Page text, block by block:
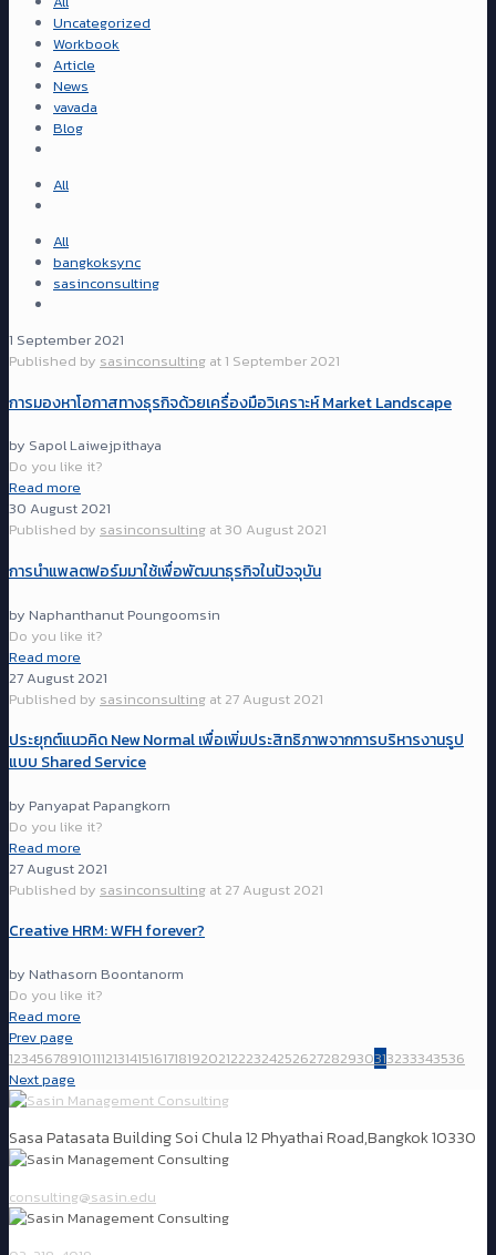
Uncategorized
Workbook
Article
News
vavada
Blog
All
All
bangkoksync
sasinconsulting
1 September 2021
Published by sasinconsulting at1 September 2021
การมองหาโอกาสทางธุรกิจด้วยเครื่องมือวิเคราะห์ Market Landscape
by Sapol Laiwejpithaya
Do you like it?
Read more
30 August 2021
Published by sasinconsulting at30 August 2021
การนำแพลตฟอร์มมาใช้เพื่อพัฒนาธุรกิจในปัจจุบัน
by Naphanthanut Poungoomsin
Do you like it?
Read more
27 August 2021
Published by sasinconsulting at 27 August 2021
ประยุกต์แนวคิด New Normal เพื่อเพิ่มประสิทธิภาพจากการบริหารงานรูป
แบบ Shared Service
by Panyapat Papangkorn
Do you like it?
Read more
27 August 2021
Published by sasinconsulting at 27 August 2021
Creative HRM: WFH forever?
by Nathasorn Boontanorm
Do you like it?
Read more
Prev page
123456789101112131415161718192021222324252627282930313233343536
Next page
Sasa Patasata Building Soi Chula 12 Phyathai Road,Bangkok 10330
consulting@sasin.edu